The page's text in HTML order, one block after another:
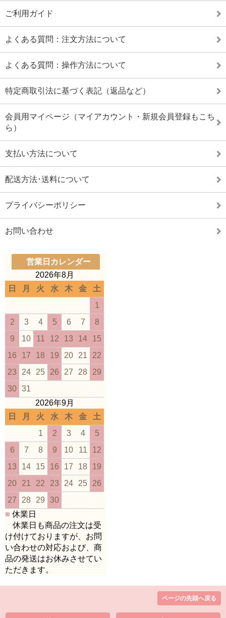
ご利用ガイド
よくある質問：注文方法について
よくある質問：操作方法について
特定商取引法に基づく表記（返品など）
会員用マイページ（マイアカウント・新規会員登録もこち
ら）
支払い方法について
配送方法･送料について
プライバシーポリシー
お問い合わせ
営業日カレンダー
2026年8月
日
月 火 水 木 金
土
1
2
3 4 5 6 7
8
9
10 11 12 13 14
15
16
17 18 19 20 21
22
23
24 25 26 27 28
29
30 31
2026年9月
日
月 火 水 木 金
土
1
2 3 4
5
6
7 8 9 10 11
12
13
14 15 16 17 18
19
20
21 22 23 24 25
26
27
28 29 30
■ 休業日
休業日も商品の注文は受
け付けておりますが、お問
い合わせの対応および、商
品の発送はお休みさせてい
ただきます。
ページの先頭へ戻る